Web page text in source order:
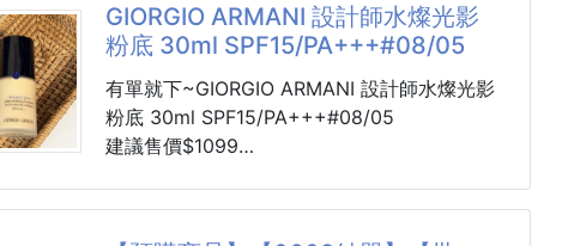
➡️001男士淡香水
前調：檸檬、柑橘
中調：零陵香豆
後調：檀香、麝香
➡️001女士淡香水
前調：檸檬、柑橘
中調：牡丹、亞麻花
後調：檀香、麝香
這價格比周年慶還要誇張
有中標有PIF
還溫馨提醒一下
請勿打關鍵字喔
GIORGIO ARMANI 設計師水燦光影
粉底 30ml SPF15/PA+++#08/05
有單就下~GIORGIO ARMANI 設計師水燦光影
粉底 30ml SPF15/PA+++#08/05
建議售價$1099